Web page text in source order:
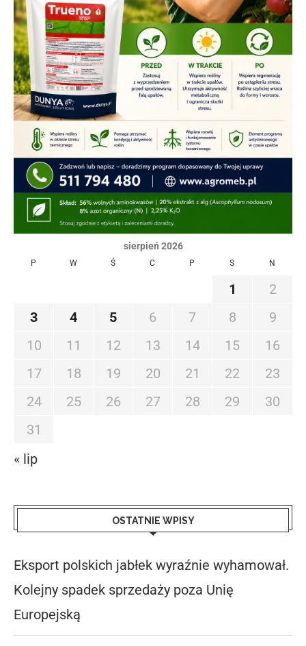
sierpień 2026
P W Ś C P S N
1
2
3
4 5 6 7 8
9
10
11 12 13 14 15
16
17
18 19 20 21 22
23
24
25 26 27 28 29
30
31
« lip
OSTATNIE WPISY
Eksport polskich jabłek wyraźnie wyhamował.
Kolejny spadek sprzedaży poza Unię
Europejską